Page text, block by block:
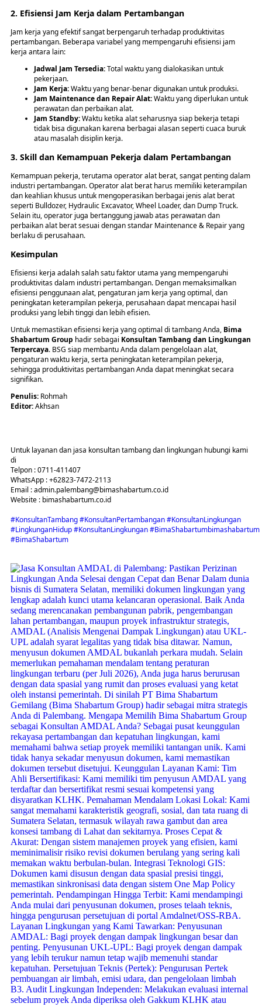
2. Efisiensi Jam Kerja dalam Pertambangan
Jam kerja yang efektif sangat berpengaruh terhadap produktivitas
pertambangan. Beberapa variabel yang mempengaruhi efisiensi jam
kerja antara lain:
Jadwal Jam Tersedia:Total waktu yang dialokasikan untuk
pekerjaan.
Jam Kerja:Waktu yang benar-benar digunakan untuk produksi.
Jam Maintenance dan Repair Alat:Waktu yang diperlukan untuk
perawatan dan perbaikan alat.
Jam Standby:Waktu ketika alat seharusnya siap bekerja tetapi
tidak bisa digunakan karena berbagai alasan seperti cuaca buruk
atau masalah disiplin kerja.
3. Skill dan Kemampuan Pekerja dalam Pertambangan
Kemampuan pekerja, terutama operator alat berat, sangat penting dalam
industri pertambangan. Operator alat berat harus memiliki keterampilan
dan keahlian khusus untuk mengoperasikan berbagai jenis alat berat
seperti Bulldozer, Hydraulic Excavator, Wheel Loader, dan Dump Truck.
Selain itu, operator juga bertanggung jawab atas perawatan dan
perbaikan alat berat sesuai dengan standar Maintenance & Repair yang
berlaku di perusahaan.
Kesimpulan
Efisiensi kerja adalah salah satu faktor utama yang mempengaruhi
produktivitas dalam industri pertambangan. Dengan memaksimalkan
efisiensi penggunaan alat, pengaturan jam kerja yang optimal, dan
peningkatan keterampilan pekerja, perusahaan dapat mencapai hasil
produksi yang lebih tinggi dan lebih efisien.
Untuk memastikan efisiensi kerja yang optimal di tambang Anda, Bima
Shabartum Group hadir sebagai Konsultan Tambang dan Lingkungan
Terpercaya. BSG siap membantu Anda dalam pengelolaan alat,
pengaturan waktu kerja, serta peningkatan keterampilan pekerja,
sehingga produktivitas pertambangan Anda dapat meningkat secara
signifikan.
Penulis: Rohmah
Editor:Akhsan
Untuk layanan dan jasa konsultan tambang dan lingkungan hubungi kami
di
Telpon : 0711-411407
WhatsApp : +62823-7472-2113
Email : admin.palembang@bimashabartum.co.id
Website : bimashabartum.co.id
#KonsultanTambang#KonsultanPertambangan#KonsultanLingkungan
#LingkunganHidup#KonsultanLingkungan#BimaShabartumbimashabartum
#BimaShabartum